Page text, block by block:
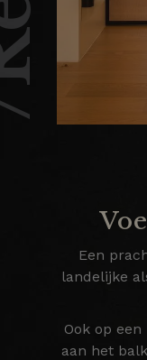
Een
landelijke
Ook op
aan het